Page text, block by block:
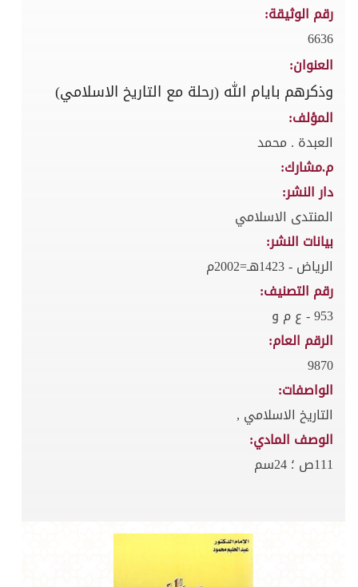
رقم الوثيقة:
6636
العنوان:
وذكرهم بايام الله (رحلة مع التاريخ الاسلامي)
المؤلف:
العبدة . محمد
م.مشارك:
دار النشر:
المنتدى الاسلامي
بيانات النشر:
الرياض - 1423هـ=2002م
رقم التصنيف:
953 - ع م و
الرقم العام:
9870
الواصفات:
التاريخ الاسلامي ,
الوصف المادي:
111ص ؛ 24سم